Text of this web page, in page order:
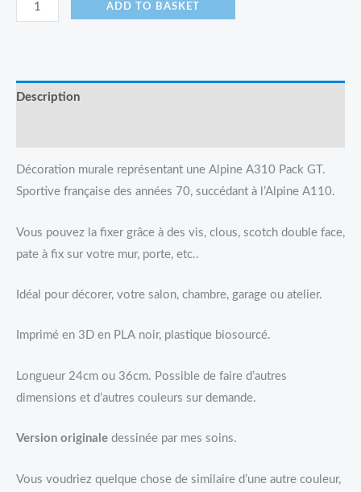
ADD TO BASKET
Description
Décoration murale représentant une Alpine A310 Pack GT.
Sportive française des années 70, succédant à l’Alpine A110.
Vous pouvez la fixer grâce à des vis, clous, scotch double face,
pate à fix sur votre mur, porte, etc..
Idéal pour décorer, votre salon, chambre, garage ou atelier.
Imprimé en 3D en PLA noir, plastique biosourcé.
Longueur 24cm ou 36cm. Possible de faire d’autres
dimensions et d’autres couleurs sur demande.
Version originale dessinée par mes soins.
Vous voudriez quelque chose de similaire d’une autre couleur,